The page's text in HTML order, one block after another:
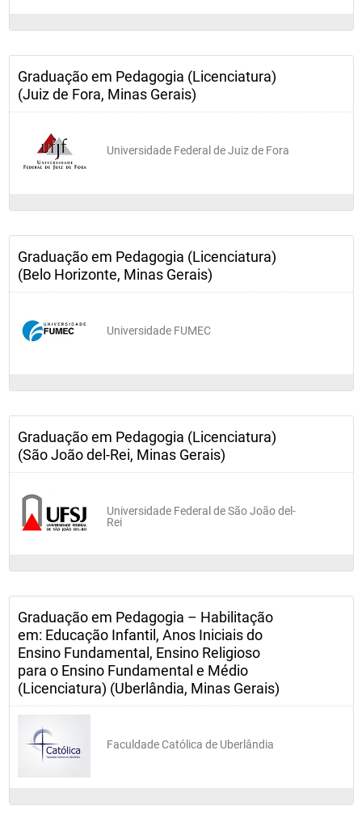
Graduação em Pedagogia (Licenciatura)
(Juiz de Fora, Minas Gerais)
Universidade Federal de Juiz de Fora
Graduação em Pedagogia (Licenciatura)
(Belo Horizonte, Minas Gerais)
Universidade FUMEC
Graduação em Pedagogia (Licenciatura)
(São João del-Rei, Minas Gerais)
Universidade Federal de São João del-
Rei
Graduação em Pedagogia – Habilitação
em: Educação Infantil, Anos Iniciais do
Ensino Fundamental, Ensino Religioso
para o Ensino Fundamental e Médio
(Licenciatura) (Uberlândia, Minas Gerais)
Faculdade Católica de Uberlândia